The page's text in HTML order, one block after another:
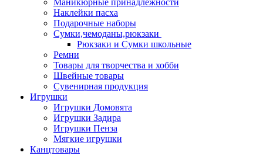
Маникюрные принадлежности
Наклейки пасха
Подарочные наборы
Сумки,чемоданы,рюкзаки
Рюкзаки и Сумки школьные
Ремни
Товары для творчества и хобби
Швейные товары
Сувенирная продукция
Игрушки
Игрушки Домовята
Игрушки Задира
Игрушки Пенза
Мягкие игрушки
Канцтовары